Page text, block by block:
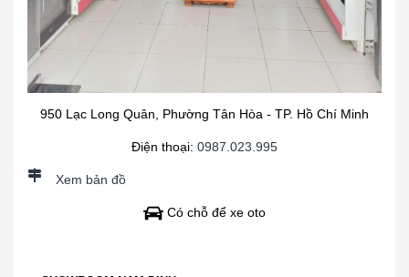
950 Lạc Long Quân, Phường Tân Hòa - TP. Hồ Chí Minh
Điện thoại: 0987.023.995
Xem bản đồ
Có chỗ để xe oto